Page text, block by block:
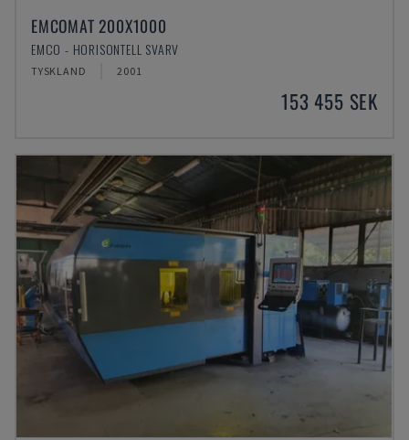
EMCOMAT 200X1000
EMCO - HORISONTELL SVARV
TYSKLAND 2001
153 455 SEK